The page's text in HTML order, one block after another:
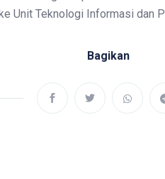
Unit Teknologi Informasi dan
Bagikan